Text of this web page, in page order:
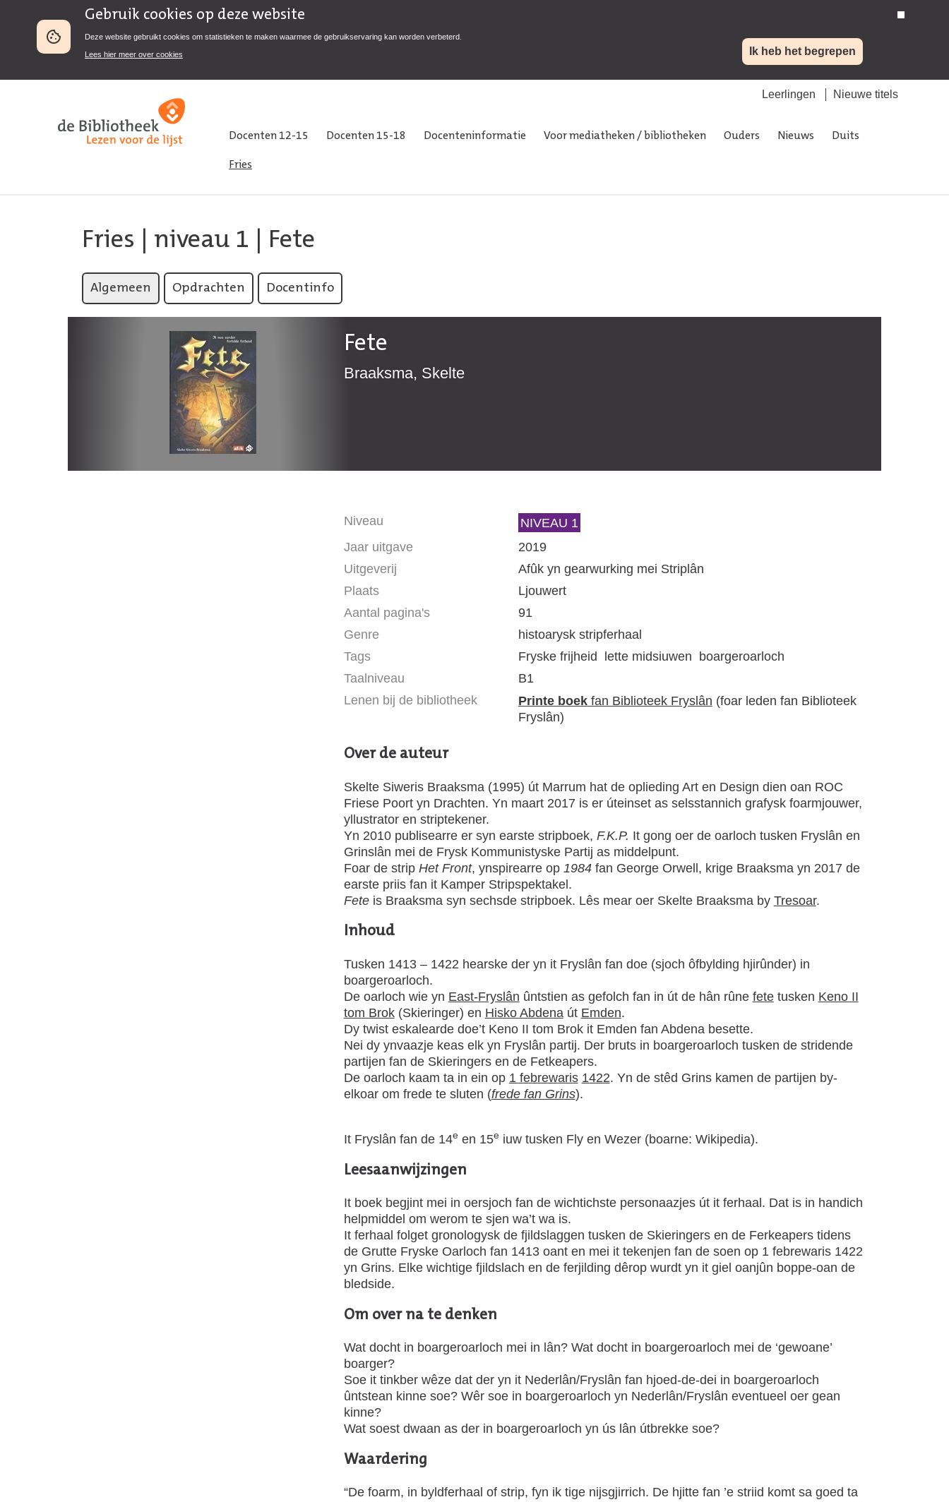
Gebruik cookies op deze website
Deze website gebruikt cookies om statistieken te maken waarmee de gebruikservaring kan worden verbeterd.
Lees hier meer over cookies Ik heb het begrepen
Leerlingen Nieuwe titels
Docenten 12-15 Docenten 15-18 Docenteninformatie Voor mediatheken / bibliotheken Ouders Nieuws Duits
Fries
Fries niveau 1 | Fete
Algemeen Opdrachten Docentinfo
Fete
Braaksma, Skelte
Niveau
NIVEAU 1
Jaar uitgave
2019
Uitgeverij
Afûk yn gearwurking mei Striplân
Plaats
Ljouwert
Aantal pagina's
91
Genre
histoarysk stripferhaal
Tags
Fryske frijheid lette midsiuwen boargeroarloch
Taalniveau
B1
Lenen bij de bibliotheek
Printe boekfan Biblioteek Fryslân (foar leden fan Biblioteek
Fryslân)
Over de auteur
Skelte Siweris Braaksma (1995) út Marrum hat de oplieding Art en Design dien oan ROC
Friese Poort yn Drachten. Yn maart 2017 is er úteinset as selsstannich grafysk foarmjouwer,
yllustrator en striptekener.
Yn 2010 publisearre er syn earste stripboek, F.K.P. It gong oer de oarloch tusken Fryslân en
Grinslân mei de Frysk Kommunistyske Partij as middelpunt.
Foar de strip Het Front, ynspirearre op 1984fan George Orwell, krige Braaksma yn 2017 de
earste priis fan it Kamper Stripspektakel.
Fete is Braaksma syn sechsde stripboek. Lês mear oer Skelte Braaksma by Tresoar.
Inhoud
Tusken 1413 – 1422 hearske der yn it Fryslân fan doe (sjoch ôfbylding hjirûnder) in
boargeroarloch.
De oarloch wie yn East-Fryslân ûntstien as gefolch fan in út de hân rûne fetetusken Keno II
tom Brok(Skieringer) en Hisko Abdena út Emden.
Dy twist eskalearde doe’t Keno II tom Brok it Emden fan Abdena besette.
Nei dy ynvaazje keas elk yn Fryslân partij. Der bruts in boargeroarloch tusken de stridende
partijen fan de Skieringers en de Fetkeapers.
De oarloch kaam ta in ein op 1 febrewaris 1422. Yn de stêd Grins kamen de partijen by-
elkoar om frede te sluten (frede fan Grins).
It Fryslân fan de 14een 15eiuw tusken Fly en Wezer (boarne: Wikipedia).
Leesaanwijzingen
It boek begjint mei in oersjoch fan de wichtichste personaazjes út it ferhaal. Dat is in handich
helpmiddel om werom te sjen wa’t wa is.
It ferhaal folget gronologysk de fjildslaggen tusken de Skieringers en de Ferkeapers tidens
de Grutte Fryske Oarloch fan 1413 oant en mei it tekenjen fan de soen op 1 febrewaris 1422
yn Grins. Elke wichtige fjildslach en de ferjilding dêrop wurdt yn it giel oanjûn boppe-oan de
bledside.
Om over na te denken
Wat docht in boargeroarloch mei in lân? Wat docht in boargeroarloch mei de ‘gewoane’
boarger?
Soe it tinkber wêze dat der yn it Nederlân/Fryslân fan hjoed-de-dei in boargeroarloch
ûntstean kinne soe? Wêr soe in boargeroarloch yn Nederlân/Fryslân eventueel oer gean
kinne?
Wat soest dwaan as der in boargeroarloch yn ús lân útbrekke soe?
Waardering
“De foarm, in byldferhaal of strip, fyn ik tige nijsgjirrich. De hjitte fan ’e striid komt sa goed ta